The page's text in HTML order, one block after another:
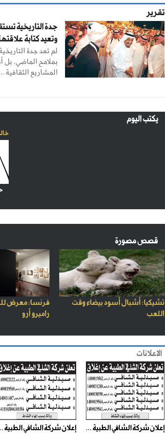
تقرير
وتعيد كتابة
لم تعد جدة
بملامح الماضي،
المشاريع الثقافية
يكتب اليوم
قصص مصورة
تشيكيا: أشبال أسود بيضاء وقت
اللعب
فرنسا: معرض
راميرو أرو
الاعلانات
إعلان شركة الشافي الطبية ... إعلان شركة الشافي الطبية